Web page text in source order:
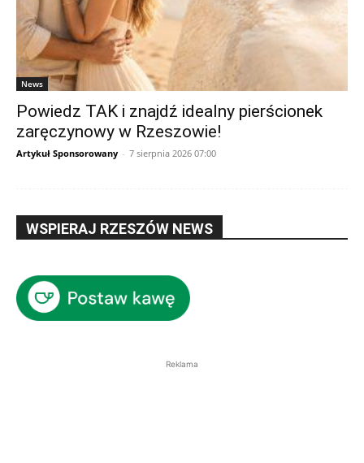
News
Powiedz TAK i znajdź idealny pierścionek
zaręczynowy w Rzeszowie!
Artykuł Sponsorowany - 7 sierpnia 2026 07:00
WSPIERAJ RZESZÓW NEWS
Reklama